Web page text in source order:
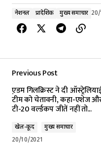
नेशनल प्रादेशिक मुख्य समाचार
Previous Post
ए़डम गिलक्रिस्ट ने दी
टीम को चेतावनी, कहा-एशेज
टी-20 वर्ल्डकप जीतें नहीं तो...
खेल-कूद
मुख्य समाचार
20/10/2021